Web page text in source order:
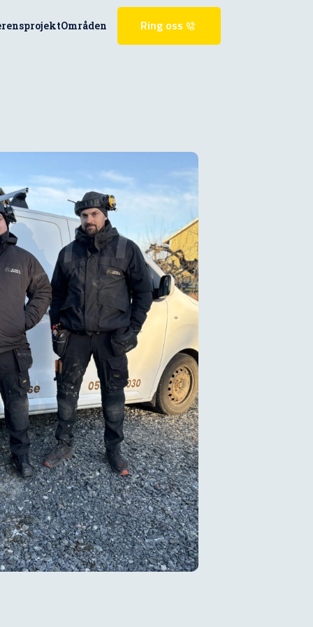
Områden Ring oss